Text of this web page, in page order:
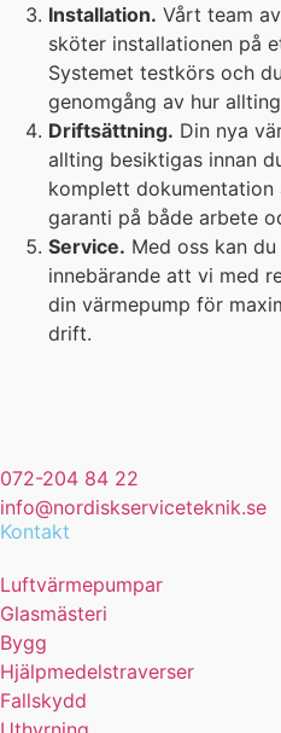
Installation. Vårt team
sköter installationen på
Systemet testkörs och
genomgång av hur
Driftsättning. Din nya
allting besiktigas innan
komplett dokumentation
garanti på både arbete
Service. Med oss kan
innebärande att vi med
din värmepump för
drift.
072-204 84 22
info@nordiskserviceteknik.se
Kontakt
Luftvärmepumpar
Glasmästeri
Bygg
Hjälpmedelstraverser
Fallskydd